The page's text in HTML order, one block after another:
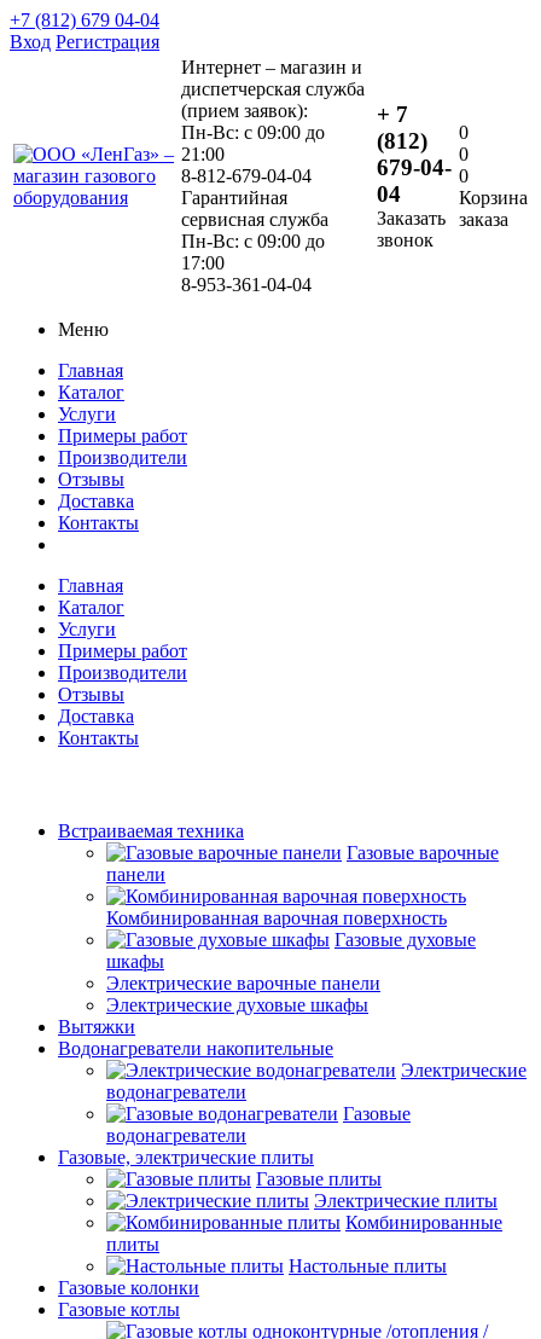
+7 (812) 679 04-04
Вход Регистрация
Интернет – магазин и
диспетчерская служба
(прием заявок):
Пн-Вс: с 09:00 до
21:00
8-812-679-04-04
Гарантийная
сервисная служба
Пн-Вс: с 09:00 до
17:00
8-953-361-04-04
+ 7
(812)
679-04-
04
Заказать
звонок
0
0
0
Корзина
заказа
Меню
Главная
Каталог
Услуги
Примеры работ
Производители
Отзывы
Доставка
Контакты
Главная
Каталог
Услуги
Примеры работ
Производители
Отзывы
Доставка
Контакты
Встраиваемая техника
Газовые варочные
панели
Комбинированная варочная поверхность
Газовые духовые
шкафы
Электрические варочные панели
Электрические духовые шкафы
Вытяжки
Водонагреватели накопительные
Электрические
водонагреватели
Газовые
водонагреватели
Газовые, электрические плиты
Газовые плиты
Электрические плиты
Комбинированные
плиты
Настольные плиты
Газовые колонки
Газовые котлы